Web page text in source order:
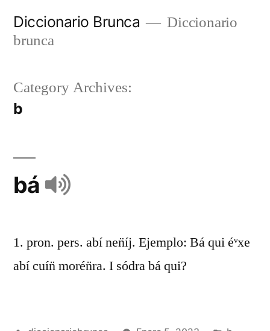
Diccionario Brunca
Diccionario
brunca
Category Archives:
b
bá
1. pron. pers. abí nen̈íj. Ejemplo: Bá qui éᵛxe
abí cuín̈ morén̈ra. I sódra bá qui?